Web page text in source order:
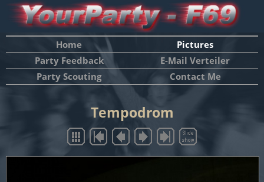
Home
Pictures
Party Feedback
E-Mail Verteiler
Party Scouting
Contact Me
Tempodrom